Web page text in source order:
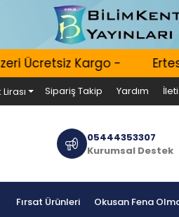
Ücretsiz Kargo -
Sipariş Takip Yardım
05444353307
Kurumsal Destek
Fırsat Ürünleri Okusan Fena